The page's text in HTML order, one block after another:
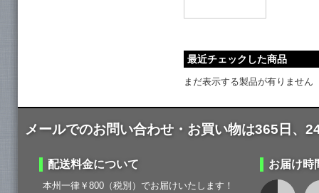
最近チェックした商品
まだ表示する製品が有りません
メールでのお問い合わせ・お買い物は365日、
配送料金について
本州一律￥800（税別）でお届けいたします！
お届け時